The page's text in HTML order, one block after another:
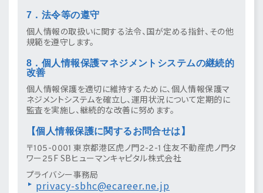
7．法令等の遵守
個人情報の取扱いに関する法令、国が定める指針、その他
規範を遵守します。
8．個人情報保護マネジメントシステムの継続的
改善
個人情報保護を適切に維持するために、個人情報保護マ
ネジメントシステムを確立し、運用状況について定期的に
監査を実施し、継続的な改善に努めます。
【個人情報保護に関するお問合せは】
〒105-0001 東京都港区虎ノ門2-2-1 住友不動産虎ノ門タ
ワー25F SBヒューマンキャピタル株式会社
プライバシー事務局
privacy-sbhc@ecareer.ne.jp